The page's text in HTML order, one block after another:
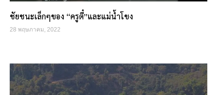
ชัยชนะเล็กๆของ “ครูตี๋”และแม่น้ำโขง
28 พฤษภาคม, 2022